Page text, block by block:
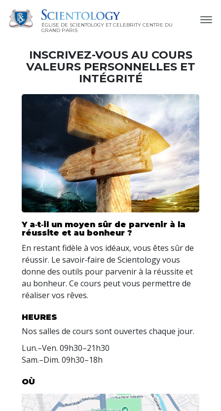
ÉGLISE DE SCIENTOLOGY ET CELEBRITY CENTRE DU
GRAND PARIS
INSCRIVEZ-VOUS AU COURS
VALEURS PERSONNELLES ET
INTÉGRITÉ
Y a‑t‑il un moyen sûr de parvenir à la
réussite et au bonheur ?
En restant fidèle à vos idéaux, vous êtes sûr de
réussir. Le savoir‑faire de Scientology vous
donne des outils pour parvenir à la réussite et
au bonheur. Ce cours peut vous permettre de
réaliser vos rêves.
HEURES
Nos salles de cours sont ouvertes chaque jour.
Lun.–Ven. 09h30–21h30
Sam.–Dim. 09h30–18h
OÙ